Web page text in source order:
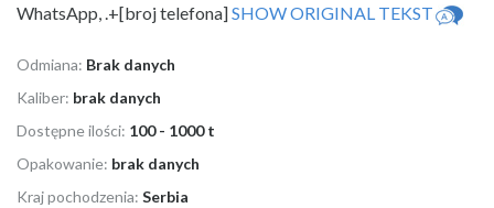
WhatsApp, .+[broj telefona]SHOW ORIGINAL TEKST
Odmiana: Brak danych
Kaliber: brak danych
Dostępne ilości: 100 - 1000 t
Opakowanie: brak danych
Kraj pochodzenia: Serbia